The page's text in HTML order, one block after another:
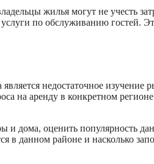
жилья могут не учесть
по обслуживанию гостей.
недостаточное изучение
на аренду в конкретном
и дома, оценить популярность
в данном районе и насколько